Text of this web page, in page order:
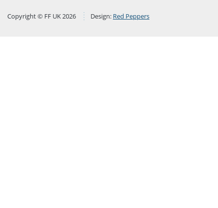
Copyright © FF UK 2026 Design: Red Peppers